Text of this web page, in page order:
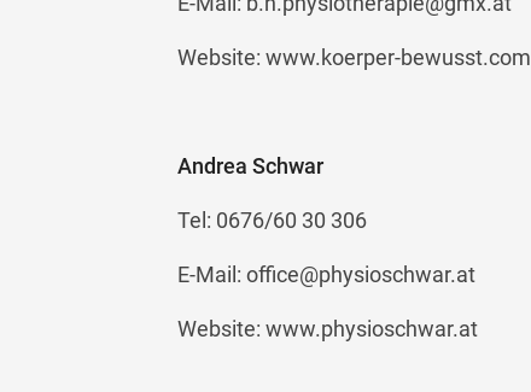
Website: www.koerper-bewusst.com
Andrea Schwar
Tel: 0676/60 30 306
E-Mail: office@physioschwar.at
Website: www.physioschwar.at